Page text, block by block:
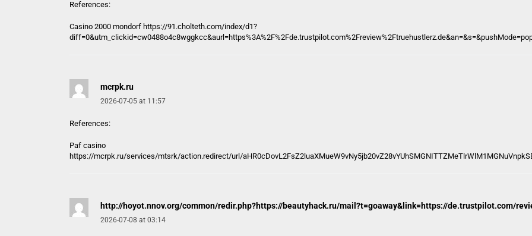
References:
Casino 2000 mondorf https://91.cholteth.com/index/d1?
mcrpk.ru
2026-07-05 at 11:57
References:
Paf casino
https://mcrpk.ru/services/mtsrk/action.redirect/url/
http://hoyot.nnov.org/common/redir.php?https://beautyhack.ru/mail?t=goaway&link=https://de.trustpilot.com/
2026-07-08 at 03:14